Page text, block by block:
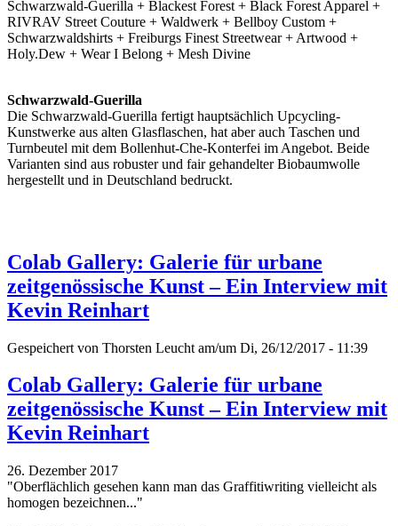
Schwarzwald-Guerilla + Blackest Forest + Black Forest Apparel +
RIVRAV Street Couture + Waldwerk + Bellboy Custom +
Schwarzwaldshirts + Freiburgs Finest Streetwear + Artwood +
Holy.Dew + Wear I Belong + Mesh Divine
Schwarzwald-Guerilla
Die Schwarzwald-Guerilla fertigt hauptsächlich Upcycling-
Kunstwerke aus alten Glasflaschen, hat aber auch Taschen und
Turnbeutel mit dem Bollenhut-Che-Konterfei im Angebot. Beide
Varianten sind aus robuster und fair gehandelter Biobaumwolle
hergestellt und in Deutschland bedruckt.
Colab Gallery: Galerie für urbane
zeitgenössische Kunst – Ein Interview mit
Kevin Reinhart
Gespeichert von Thorsten Leucht am/um Di, 26/12/2017 - 11:39
Colab Gallery: Galerie für urbane
zeitgenössische Kunst – Ein Interview mit
Kevin Reinhart
26. Dezember 2017
"Oberflächlich gesehen kann man das Graffitiwriting vielleicht als
homogen bezeichnen..."